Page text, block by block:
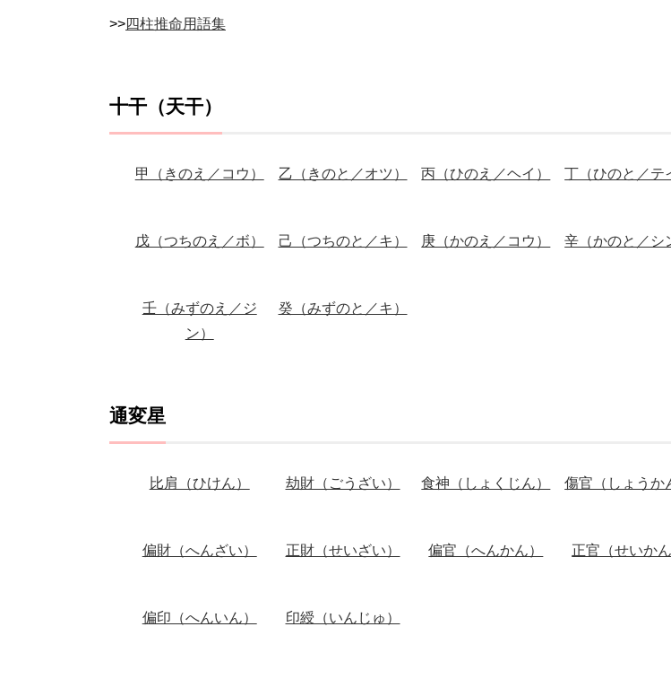
>>四柱推命用語集
十干（天干）
甲（きのえ／コウ） 乙（きのと／オツ） 丙（ひのえ／ヘイ） 丁（ひのと／テ
戊（つちのえ／ボ） 己（つちのと／キ） 庚（かのえ／コウ） 辛（かのと／シ
壬（みずのえ／ジ
ン）
癸（みずのと／キ）
通変星
比肩（ひけん） 劫財（ごうざい） 食神（しょくじん） 傷官（しょうか
偏財（へんざい） 正財（せいざい） 偏官（へんかん） 正官（せいかん
偏印（へんいん） 印綬（いんじゅ）